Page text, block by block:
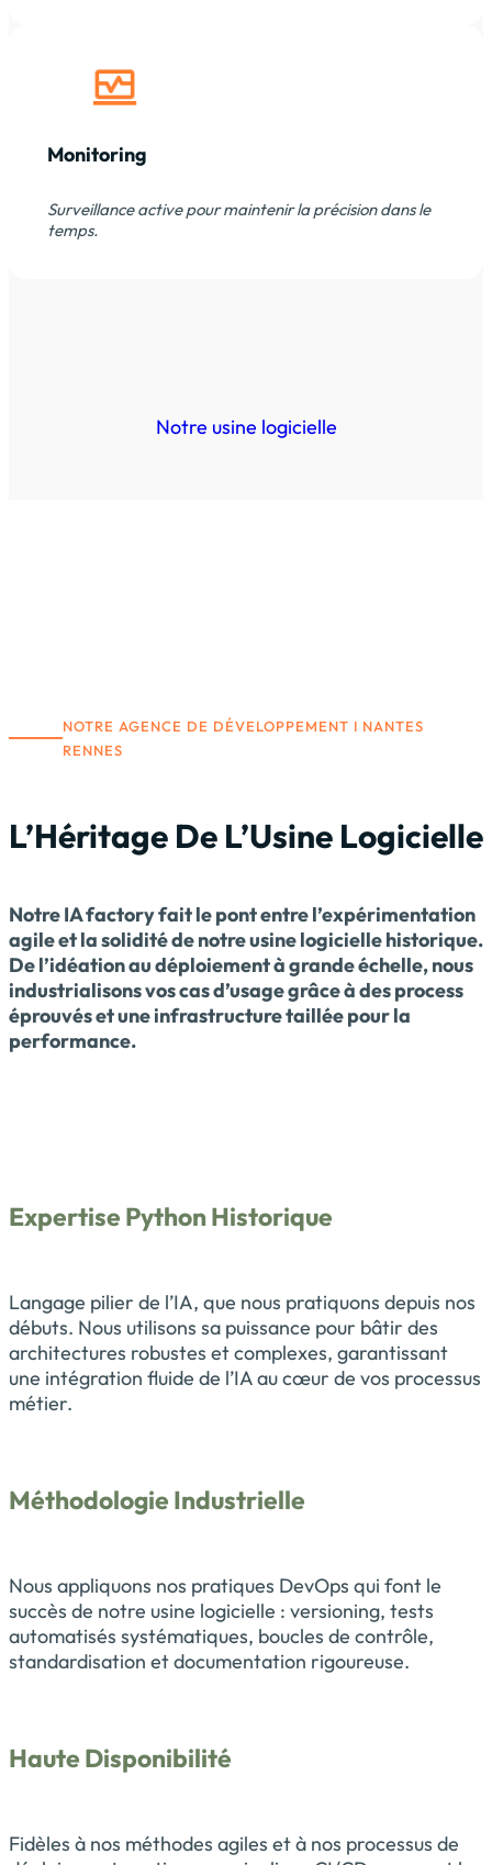
Monitoring
Surveillance active pour maintenir la précision dans le
temps.
Notre usine logicielle
NOTRE AGENCE DE DÉVELOPPEMENT I NANTES
RENNES
L’Héritage De L’Usine Logicielle
Notre IA factory fait le pont entre l’expérimentation
agile et la solidité de notre usine logicielle historique.
De l’idéation au déploiement à grande échelle, nous
industrialisons vos cas d’usage grâce à des process
éprouvés et une infrastructure taillée pour la
performance.
Expertise Python Historique
Langage pilier de l’IA, que nous pratiquons depuis nos
débuts. Nous utilisons sa puissance pour bâtir des
architectures robustes et complexes, garantissant
une intégration fluide de l’IA au cœur de vos processus
métier.
Méthodologie Industrielle
Nous appliquons nos pratiques DevOps qui font le
succès de notre usine logicielle : versioning, tests
automatisés systématiques, boucles de contrôle,
standardisation et documentation rigoureuse.
Haute Disponibilité
Fidèles à nos méthodes agiles et à nos processus de